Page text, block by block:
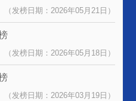
（发榜日期：2026年05月21日）
（发榜日期：2026年05月18日）
（发榜日期：2026年03月19日）